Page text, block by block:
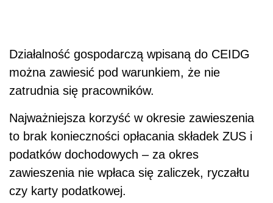
Działalność gospodarczą wpisaną do CEIDG
można zawiesić pod warunkiem, że nie
zatrudnia się pracowników.
Najważniejsza korzyść w okresie zawieszenia
to brak konieczności opłacania składek ZUS i
podatków dochodowych – za okres
zawieszenia nie wpłaca się zaliczek, ryczałtu
czy karty podatkowej.